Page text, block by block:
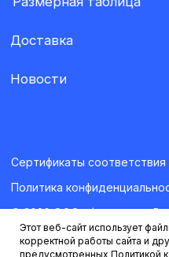
Этот веб-сайт использует
корректной работы сайта и
предусмотренных Политикой